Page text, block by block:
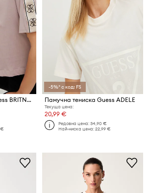
Памучна тениска Guess BRITNEY
€
-5%* с код: FS
Памучна тениска Guess ADELE
Текуща цена:
20,99 €
Редовна цена:34,90 €
Най-ниска цена:22,99 €